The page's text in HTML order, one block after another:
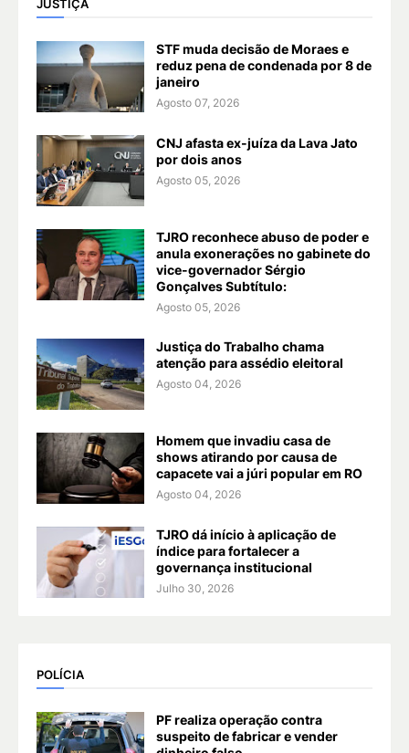
JUSTIÇA
STF muda decisão de Moraes e
reduz pena de condenada por 8 de
janeiro
Agosto 07, 2026
CNJ afasta ex-juíza da Lava Jato
por dois anos
Agosto 05, 2026
TJRO reconhece abuso de poder e
anula exonerações no gabinete do
vice-governador Sérgio
Gonçalves Subtítulo:
Agosto 05, 2026
Justiça do Trabalho chama
atenção para assédio eleitoral
Agosto 04, 2026
Homem que invadiu casa de
shows atirando por causa de
capacete vai a júri popular em RO
Agosto 04, 2026
TJRO dá início à aplicação de
índice para fortalecer a
governança institucional
Julho 30, 2026
POLÍCIA
PF realiza operação contra
suspeito de fabricar e vender